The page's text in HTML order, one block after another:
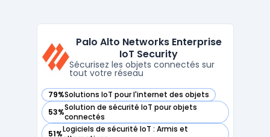
Palo Alto Networks Enterprise
IoT Security
Sécurisez les objets connectés sur
tout votre réseau
79%Solutions IoT pour l'internet des objets
— voir Palo Alto Networks Enterprise IoT Security dans
53%Solution de sécurité IoT pour objets
connectés
— voir Palo Alto Networks Enterprise IoT Security dans
51%Logiciels de sécurité IoT : Armis et